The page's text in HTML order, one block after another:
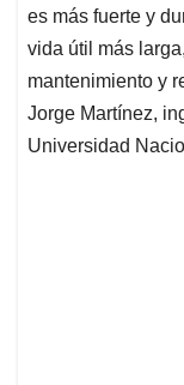
es más fuerte y
vida útil más
mantenimiento y
Jorge Martínez,
Universidad